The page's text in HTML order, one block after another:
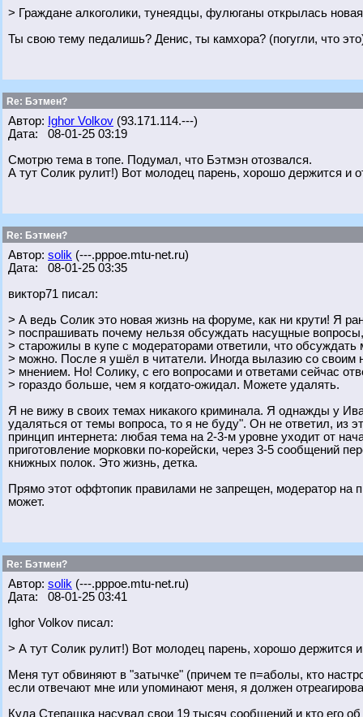
> Граждане алкоголики, тунеядцы, фулюганы открылась
Ты свою тему педалишь? Денис, ты камхора? (погугли, что
Re: Бэтмен?
Автор: Ighor Volkov (93.171.114.---)
Дата: 08-01-25 03:19
Смотрю тема в топе. Подумал, что Бэтмэн отозвался.
А тут Солик рулит!) Вот молодец парень, хорошо держится и
Re: Бэтмен?
Автор: solik (---.pppoe.mtu-net.ru)
Дата: 08-01-25 03:35
виктор71 писал:
> А ведь Солик это новая жизнь на форуме, как ни крути! Я
> поспрашивать почему нельзя обсуждать насущные
> старожилы в купе с модераторами ответили, что обсуждать
> можно. После я ушёл в читатели. Иногда вылазию со своим
> мнением. Но! Солику, с его вопросами и ответами сейчас
> гораздо больше, чем я когдато-ожидал. Можете удалять.
Я не вижу в своих темах никакого криминала. Я однажды у
удаляться от темы вопроса, то я не буду". Он не ответил, из
принцип интернета: любая тема на 2-3-м уровне уходит от
приготовление морковки по-корейски, через 3-5 сообщений
книжных полок. Это жизнь, детка.
Прямо этот оффтопик правилами не запрещен, модератор на
может.
Re: Бэтмен?
Автор: solik (---.pppoe.mtu-net.ru)
Дата: 08-01-25 03:41
Ighor Volkov писал:
> А тут Солик рулит!) Вот молодец парень, хорошо держится и
Меня тут обвиняют в "затычке" (причем те п=аболы, кто
если отвечают мне или упоминают меня, я должен
Куда Степашка насувал свои 19 тысяч сообщений и кто его